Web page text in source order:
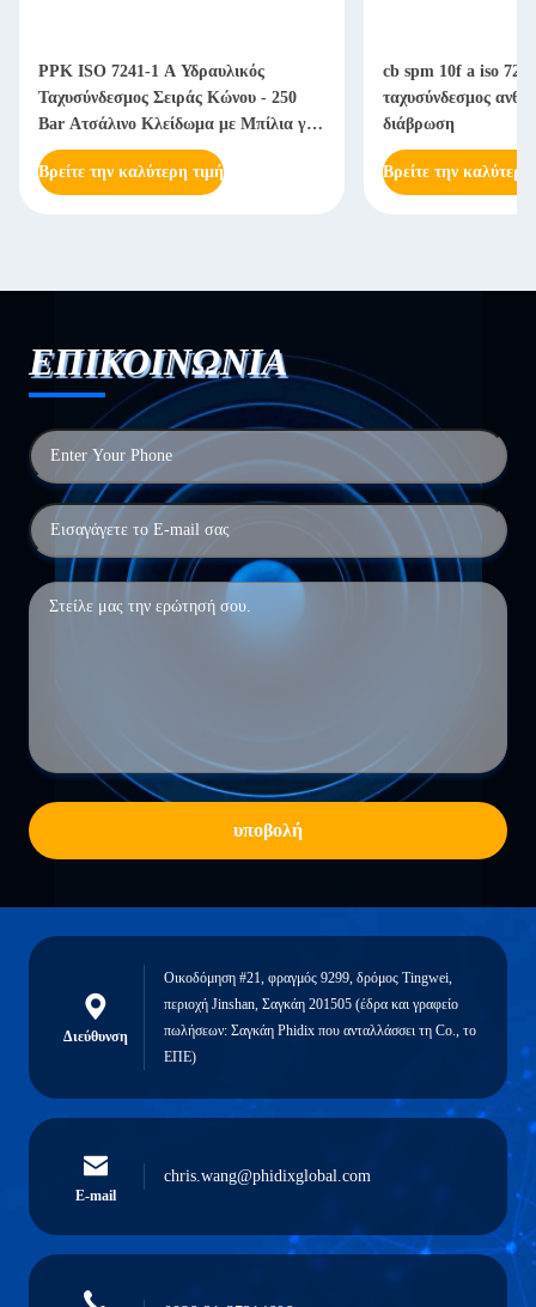
PPK ISO 7241-1 A Υδραυλικός
Ταχυσύνδεσμος Σειράς Κώνου - 250
Bar Ατσάλινο Κλείδωμα με Μπίλια για
Βαριά Μηχανήματα
Βρείτε την καλύτερη τιμή
cb spm 10f a iso
ταχυσύνδεσμος
διάβρωση
Βρείτε την καλύτερη
ΕΠΙΚΟΙΝΩΝΙΑ
υποβολή
Διεύθυνση
Οικοδόμηση #21, φραγμός 9299, δρόμος Tingwei,
περιοχή Jinshan, Σαγκάη 201505 (έδρα και γραφείο
πωλήσεων: Σαγκάη Phidix που ανταλλάσσει τη Co., το
ΕΠΕ)
E-mail
chris.wang@phidixglobal.com